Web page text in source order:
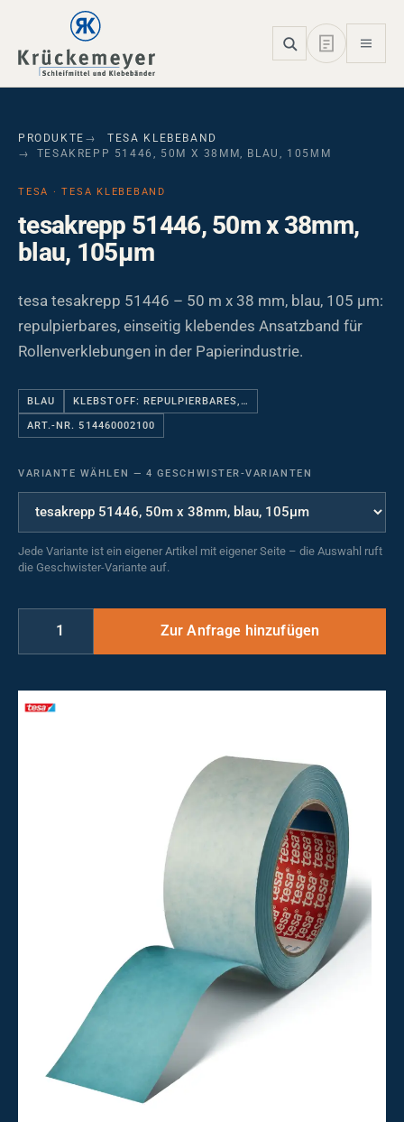
Skip to main navigation
Skip to main content
Skip to page footer
PRODUKTE
TESA KLEBEBAND
TESAKREPP 51446, 50M X 38MM, BLAU, 105ΜM
TESA · TESA KLEBEBAND
tesakrepp 51446, 50m x 38mm,
blau, 105µm
tesa tesakrepp 51446 – 50 m x 38 mm, blau, 105 µm:
repulpierbares, einseitig klebendes Ansatzband für
Rollenverklebungen in der Papierindustrie.
BLAU KLEBSTOFF: REPULPIERBARES,…
ART.-NR. 514460002100
VARIANTE WÄHLEN — 4 GESCHWISTER-VARIANTEN
Jede Variante ist ein eigener Artikel mit eigener Seite – die Auswahl ruft
die Geschwister-Variante auf.